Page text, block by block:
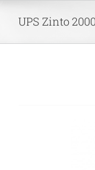
UPS Zinto 2000